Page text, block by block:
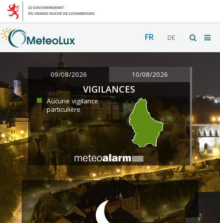
FR DE
09/08/2026 10/08/2026
VIGILANCES
Aucune vigilance
particulière